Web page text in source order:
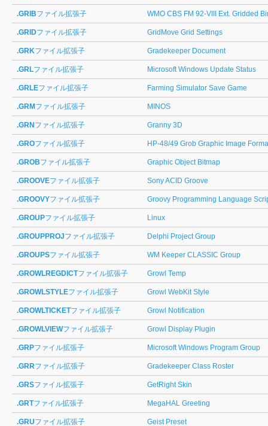
.GRIBファイル拡張子 WMO CBS FM 92-VIII Ext. Gridded
.GRIDファイル拡張子 GridMove Grid Settings
.GRKファイル拡張子 Gradekeeper Document
.GRLファイル拡張子 Microsoft Windows Update Status
.GRLEファイル拡張子 Farming Simulator Save Game
.GRM ファイル拡張子 MINOS
.GRN ファイル拡張子 Granny 3D
.GROファイル拡張子 HP-48/49 Grob Graphic Image
.GROBファイル拡張子 Graphic Object Bitmap
.GROOVEファイル拡張子 Sony ACID Groove
.GROOVYファイル拡張子 Groovy Programming Language
.GROUPファイル拡張子 Linux
.GROUPPROJファイル拡張子 Delphi Project Group
.GROUPSファイル拡張子 WM Keeper CLASSIC Group
.GROWLREGDICTファイル拡張子 Growl Temp
.GROWLSTYLEファイル拡張子 Growl WebKit Style
.GROWLTICKETファイル拡張子 Growl Notification
.GROWLVIEWファイル拡張子 Growl Display Plugin
.GRPファイル拡張子 Microsoft Windows Program Group
.GRRファイル拡張子 Gradekeeper Class Roster
.GRSファイル拡張子 GetRight Skin
.GRTファイル拡張子 MegaHAL Greeting
.GRUファイル拡張子 Geist Preset